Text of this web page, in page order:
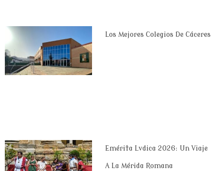
Los Mejores Colegios De Cáceres
Emérita Lvdica 2026: Un Viaje
A La Mérida Romana